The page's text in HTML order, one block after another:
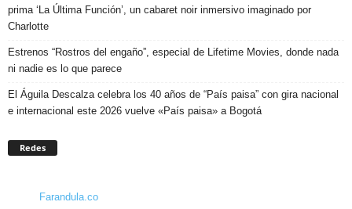
prima ‘La Última Función’, un cabaret noir inmersivo imaginado por
Charlotte
Estrenos “Rostros del engaño”, especial de Lifetime Movies, donde nada
ni nadie es lo que parece
El Águila Descalza celebra los 40 años de “País paisa” con gira nacional
e internacional este 2026 vuelve «País paisa» a Bogotá
Redes
Farandula.co